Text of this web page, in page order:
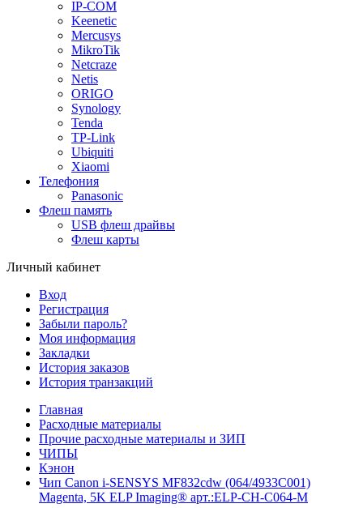
IP-COM
Keenetic
Mercusys
MikroTik
Netcraze
Netis
ORIGO
Synology
Tenda
TP-Link
Ubiquiti
Xiaomi
Телефония
Panasonic
Флеш память
USB флеш драйвы
Флеш карты
Личный кабинет
Вход
Регистрация
Забыли пароль?
Моя информация
Закладки
История заказов
История транзакций
Главная
Расходные материалы
Прочие расходные материалы и ЗИП
ЧИПЫ
Кэнон
Чип Canon i-SENSYS MF832cdw (064/4933C001)
Magenta, 5K ELP Imaging® арт.:ELP-CH-C064-M